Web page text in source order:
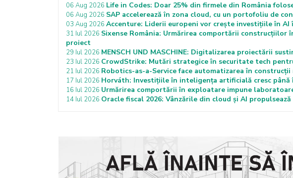
06 Aug 2026 Life in Codes: Doar 25% din firmele din România
06 Aug 2026 SAP accelerează în zona cloud, cu un portofoliu de
03 Aug 2026 Accenture: Liderii europeni vor crește investițiile în AI
31 Iul 2026 Sixense România: Urmărirea comportării
proiect
29 Iul 2026 MENSCH UND MASCHINE: Digitalizarea proiectării
23 Iul 2026 CrowdStrike: Mutări strategice în securitate tech
21 Iul 2026 Robotics-as-a-Service face automatizarea în
17 Iul 2026 Horváth: Investițiile în inteligența artificială cresc până
16 Iul 2026 Urmărirea comportării în exploatare impune
14 Iul 2026 Oracle fiscal 2026: Vânzările din cloud și AI